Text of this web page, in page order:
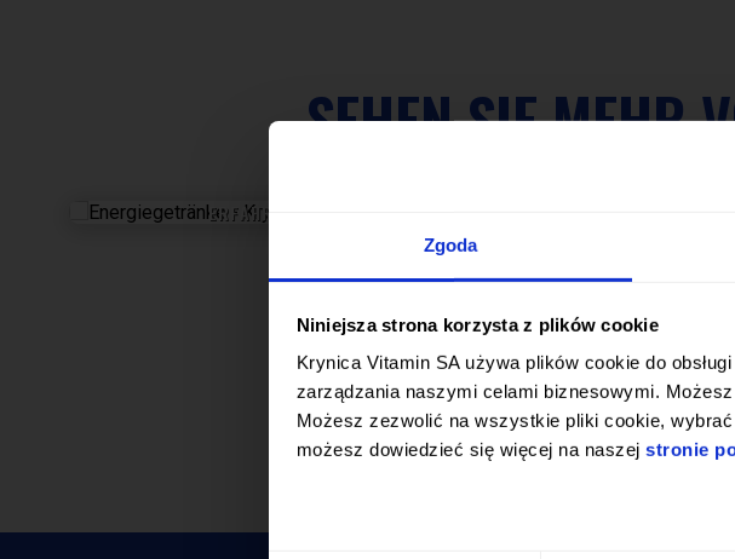
Zgoda
Niniejsza strona korzysta z plików cookie
Krynica Vitamin SA używa plików cookie do
zarządzania naszymi celami biznesowymi.
Możesz zezwolić na wszystkie pliki cookie,
możesz dowiedzieć się więcej na naszej stronie
SEHEN SIE MEHR
ERFAHREN SIE MEHR
18